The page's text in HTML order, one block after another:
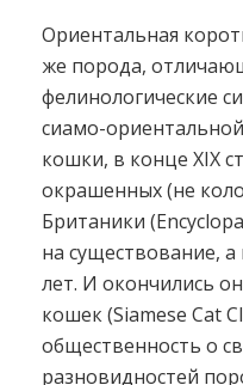
Ориентальная
же порода,
фелинологические
сиамо-
кошки, в конце XIX
окрашенных (не
Британики
на существование,
лет. И окончились
кошек (Siamese Cat
общественность о
разновидностей